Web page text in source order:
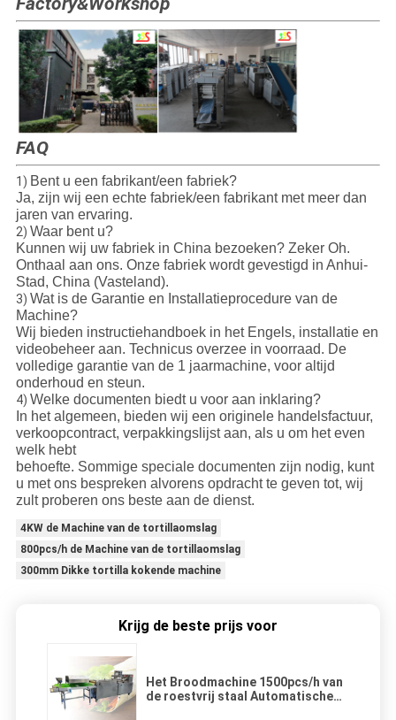
FAQ
1) Bent u een fabrikant/een fabriek?
Ja, zijn wij een echte fabriek/een fabrikant met meer dan
jaren van ervaring.
2) Waar bent u?
Kunnen wij uw fabriek in China bezoeken? Zeker Oh.
Onthaal aan ons. Onze fabriek wordt gevestigd in Anhui-
Stad, China (Vasteland).
3) Wat is de Garantie en Installatieprocedure van de
Machine?
Wij bieden instructiehandboek in het Engels, installatie en
videobeheer aan. Technicus overzee in voorraad. De
volledige garantie van de 1 jaarmachine, voor altijd
onderhoud en steun.
4) Welke documenten biedt u voor aan inklaring?
In het algemeen, bieden wij een originele handelsfactuur,
verkoopcontract, verpakkingslijst aan, als u om het even
welk hebt
behoefte. Sommige speciale documenten zijn nodig, kunt
u met ons bespreken alvorens opdracht te geven tot, wij
zult proberen ons beste aan de dienst.
4KW de Machine van de tortillaomslag
800pcs/h de Machine van de tortillaomslag
300mm Dikke tortilla kokende machine
Krijg de beste prijs voor
Het Broodmachine 1500pcs/h van
de roestvrij staal Automatische